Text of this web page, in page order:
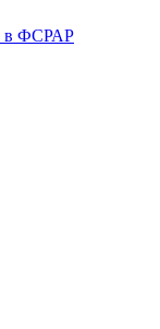
в ФСРАР